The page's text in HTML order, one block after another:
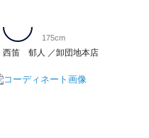
西笛 郁人 卸団地本店
175cm